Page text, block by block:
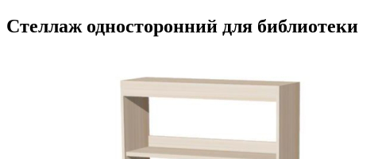
Стеллаж односторонний для библиотеки